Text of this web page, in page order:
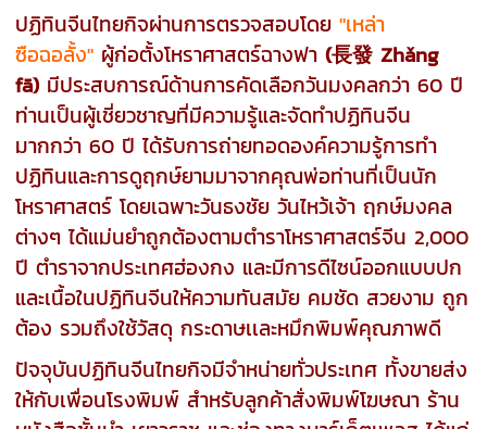
ปฏิทินจีนไทยกิจผ่านการตรวจสอบโดย"เหล่า
ซือฉอลั้ง" ผู้ก่อตั้งโหราศาสตร์ฉางฟา(長發 Zhǎng
fā) มีประสบการณ์ด้านการคัดเลือกวันมงคลกว่า 60 ปี
ท่านเป็นผู้เชี่ยวชาญที่มีความรู้และจัดทำปฏิทินจีน
มากกว่า 60 ปี ได้รับการถ่ายทอดองค์ความรู้การทำ
ปฏิทินและการดูฤกษ์ยามมาจากคุณพ่อท่านที่เป็นนัก
โหราศาสตร์ โดยเฉพาะวันธงชัย วันไหว้เจ้า ฤกษ์มงคล
ต่างๆ ได้แม่นยำถูกต้องตามตำราโหราศาสตร์จีน 2,000
ปี ตำราจากประเทศฮ่องกง และมีการดีไซน์ออกแบบปก
และเนื้อในปฏิทินจีนให้ความทันสมัย คมชัด สวยงาม ถูก
ต้อง รวมถึงใช้วัสดุ กระดาษเเละหมึกพิมพ์คุณภาพดี
ปัจจุบันปฏิทินจีนไทยกิจมีจำหน่ายทั่วประเทศ ทั้งขายส่ง
ให้กับเพื่อนโรงพิมพ์ สำหรับลูกค้าสั่งพิมพ์โฆษณา ร้าน